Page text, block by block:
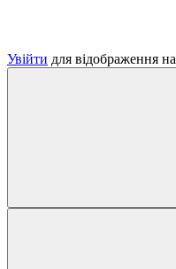
Увійти для відображення